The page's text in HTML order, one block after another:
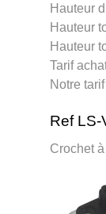
Hauteur
Hauteur
Hauteur
Tarif
Notre
Ref LS-
Crochet